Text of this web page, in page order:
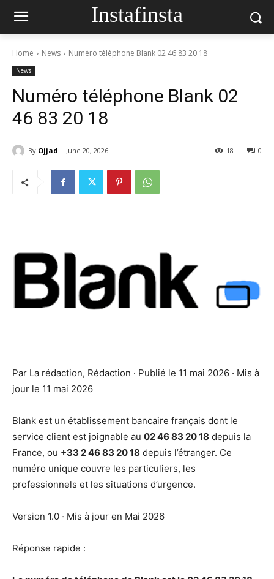
Instafinsta
Home News Numéro téléphone Blank 02 46 83 20 18
News
Numéro téléphone Blank 02
46 83 20 18
By Ojjad June 20, 2026 0
18
Par La rédaction, Rédaction · Publié le 11 mai 2026 · Mis à
jour le 11 mai 2026
Blank est un établissement bancaire français dont le
service client est joignable au 02 46 83 20 18 depuis la
France, ou +33 2 46 83 20 18 depuis l’étranger. Ce
numéro unique couvre les particuliers, les
professionnels et les situations d’urgence.
Version 1.0 · Mis à jour en Mai 2026
Réponse rapide :